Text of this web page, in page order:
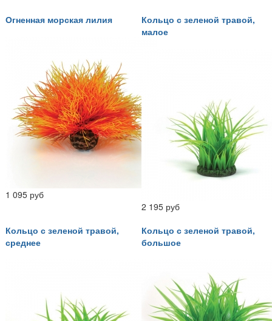
Огненная морская лилия
1 095 руб
Кольцо с зеленой травой,
малое
2 195 руб
Кольцо с зеленой травой,
среднее
Кольцо с зеленой травой,
большое